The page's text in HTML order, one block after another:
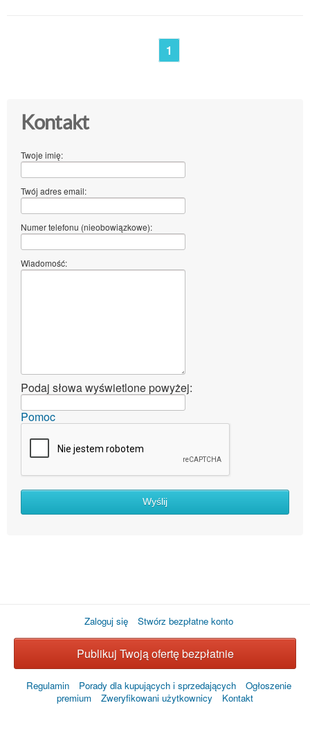
1
Kontakt
Twoje imię:
Twój adres email:
Numer telefonu (nieobowiązkowe):
Wiadomość:
Podaj słowa wyświetlone powyżej:
Pomoc
Wyślij
Zaloguj się Stwórz bezpłatne konto
Publikuj Twoją ofertę bezpłatnie
Regulamin Porady dla kupujących i sprzedających
Ogłoszenie
premium
Zweryfikowani użytkownicy Kontakt